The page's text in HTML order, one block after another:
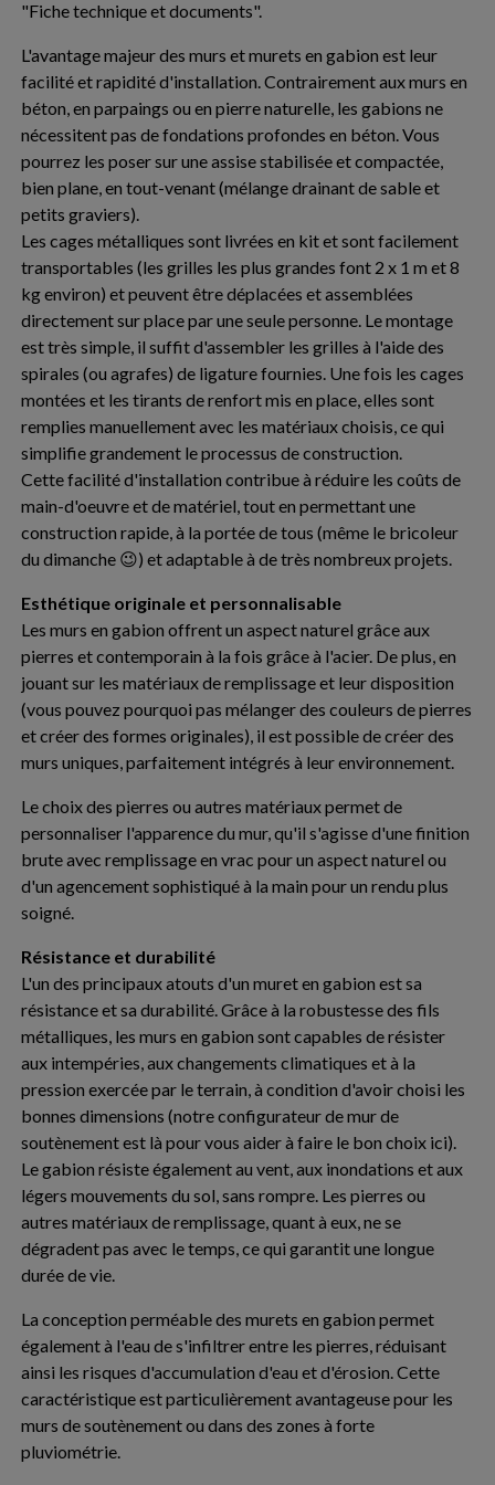
"Fiche technique et documents".
L'avantage majeur des murs et murets en gabion est leur
facilité et rapidité d'installation. Contrairement aux murs en
béton, en parpaings ou en pierre naturelle, les gabions ne
nécessitent pas de fondations profondes en béton. Vous
pourrez les poser sur une assise stabilisée et compactée,
bien plane, en tout-venant (mélange drainant de sable et
petits graviers).
Les cages métalliques sont livrées en kit et sont facilement
transportables (les grilles les plus grandes font 2 x 1 m et 8
kg environ) et peuvent être déplacées et assemblées
directement sur place par une seule personne. Le montage
est très simple, il suffit d'assembler les grilles à l'aide des
spirales (ou agrafes) de ligature fournies. Une fois les cages
montées et les tirants de renfort mis en place, elles sont
remplies manuellement avec les matériaux choisis, ce qui
simplifie grandement le processus de construction.
Cette facilité d'installation contribue à réduire les coûts de
main-d'oeuvre et de matériel, tout en permettant une
construction rapide, à la portée de tous (même le bricoleur
du dimanche 😉) et adaptable à de très nombreux projets.
Esthétique originale et personnalisable
Les murs en gabion offrent un aspect naturel grâce aux
pierres et contemporain à la fois grâce à l'acier. De plus, en
jouant sur les matériaux de remplissage et leur disposition
(vous pouvez pourquoi pas mélanger des couleurs de pierres
et créer des formes originales), il est possible de créer des
murs uniques, parfaitement intégrés à leur environnement.
Le choix des pierres ou autres matériaux permet de
personnaliser l'apparence du mur, qu'il s'agisse d'une finition
brute avec remplissage en vrac pour un aspect naturel ou
d'un agencement sophistiqué à la main pour un rendu plus
soigné.
Résistance et durabilité
L'un des principaux atouts d'un muret en gabion est sa
résistance et sa durabilité. Grâce à la robustesse des fils
métalliques, les murs en gabion sont capables de résister
aux intempéries, aux changements climatiques et à la
pression exercée par le terrain, à condition d'avoir choisi les
bonnes dimensions (notre configurateur de mur de
soutènement est là pour vous aider à faire le bon choix ici).
Le gabion résiste également au vent, aux inondations et aux
légers mouvements du sol, sans rompre. Les pierres ou
autres matériaux de remplissage, quant à eux, ne se
dégradent pas avec le temps, ce qui garantit une longue
durée de vie.
La conception perméable des murets en gabion permet
également à l'eau de s'infiltrer entre les pierres, réduisant
ainsi les risques d'accumulation d'eau et d'érosion. Cette
caractéristique est particulièrement avantageuse pour les
murs de soutènement ou dans des zones à forte
pluviométrie.